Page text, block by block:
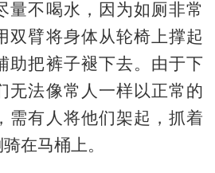
量不喝水，因为如厕非常
双臂将身体从轮椅上撑起
助把裤子褪下去。由于下
无法像常人一样以正常的
需有人将他们架起，抓着
在马桶上。